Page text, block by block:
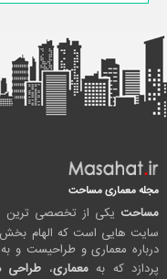
مجله معماری مساحت
مساحت یکی از تخصصی ترین
سایت هایی است که الهام بخش
درباره معماری و طراحیست و
پردازد که بهمعماری، طراحی